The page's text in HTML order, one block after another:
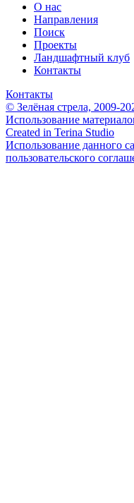
О нас
Направления
Поиск
Проекты
Ландшафтный клуб
Контакты
Контакты
© Зелёная стрела, 2009-
Использование
Created in Terina Studio
Использование данного
пользовательского